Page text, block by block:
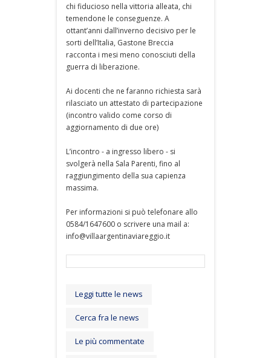
chi fiducioso nella vittoria alleata, chi
temendone le conseguenze. A
ottant’anni dall’inverno decisivo per le
sorti dell’Italia, Gastone Breccia
racconta i mesi meno conosciuti della
guerra di liberazione.
Ai docenti che ne faranno richiesta sarà
rilasciato un attestato di partecipazione
(incontro valido come corso di
aggiornamento di due ore)
L’incontro - a ingresso libero - si
svolgerà nella Sala Parenti, fino al
raggiungimento della sua capienza
massima.
Per informazioni si può telefonare allo
0584/1647600 o scrivere una mail a:
info@villaargentinaviareggio.it
Leggi tutte le news
Cerca fra le news
Le più commentate